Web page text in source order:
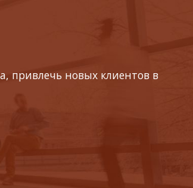
привлечь новых клиентов в